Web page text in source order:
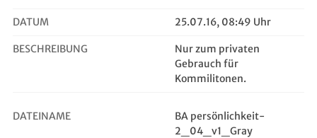
DATUM 25.07.16, 08:49 Uhr
BESCHREIBUNG
Nur zum privaten
Gebrauch für
Kommilitonen.
DATEINAME
BA persönlichkeit-
2_04_v1_Gray